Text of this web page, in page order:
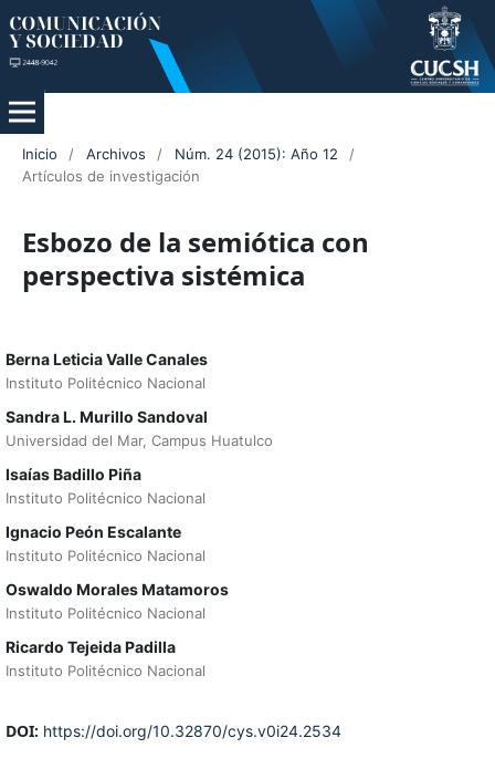
Inicio / Archivos / Núm. 24 (2015): Año 12
/
Artículos de investigación
Esbozo de la semiótica con
perspectiva sistémica
Berna Leticia Valle Canales
Instituto Politécnico Nacional
Sandra L. Murillo Sandoval
Universidad del Mar, Campus Huatulco
Isaías Badillo Piña
Instituto Politécnico Nacional
Ignacio Peón Escalante
Instituto Politécnico Nacional
Oswaldo Morales Matamoros
Instituto Politécnico Nacional
Ricardo Tejeida Padilla
Instituto Politécnico Nacional
DOI: https://doi.org/10.32870/cys.v0i24.2534